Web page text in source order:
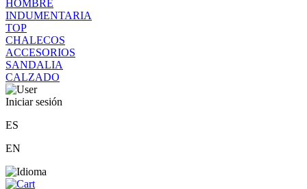
HOMBRE
INDUMENTARIA
TOP
CHALECOS
ACCESORIOS
SANDALIA
CALZADO
Iniciar sesión
ES
EN